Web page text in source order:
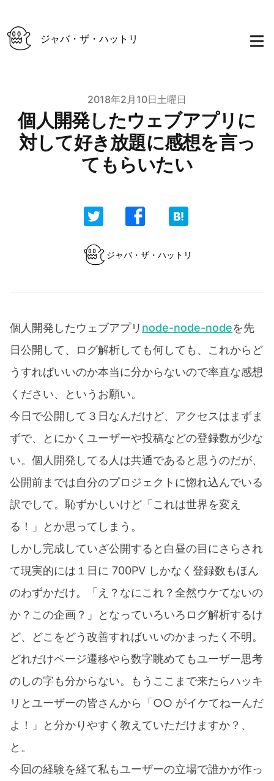
ジャバ・ザ・ハットリ
2018年2月10日土曜日
個人開発したウェブアプリに
対して好き放題に感想を言っ
てもらいたい
ジャバ・ザ・ハットリ
個人開発したウェブアプリ node-node-nodeを先
日公開して、ログ解析しても何しても、これからど
うすればいいのか本当に分からないので率直な感想
ください、というお願い。
今日で公開して３日なんだけど、アクセスはまずま
ずで、とにかくユーザーや投稿などの登録数が少な
い。個人開発してる人は共通であると思うのだが、
公開前までは自分のプロジェクトに惚れ込んでいる
訳でして。恥ずかしいけど「これは世界を変え
る！」とか思ってしまう。
しかし完成していざ公開すると白昼の目にさらされ
て現実的には１日に 700PV しかなく登録数もほん
のわずかだけ。「え？なにこれ？全然ウケてないの
か？この企画？」となっていろいろログ解析するけ
ど、どこをどう改善すればいいのかまったく不明。
どれだけページ遷移やら数字眺めてもユーザー思考
のしの字も分からない。もうここまで来たらハッキ
リとユーザーの皆さんから「○○ がイケてねーんだ
よ！」と分かりやすく教えていただけますか？、
と。
今回の経験を経て私もユーザーの立場で誰かが作っ